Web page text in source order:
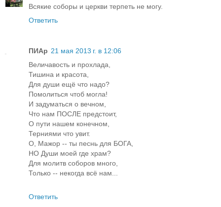
Всякие соборы и церкви терпеть не могу.
Ответить
ПИАр 21 мая 2013 г. в 12:06
Величавость и прохлада,
Тишина и красота,
Для души ещё что надо?
Помолиться чтоб могла!
И задуматься о вечном,
Что нам ПОСЛЕ предстоит,
О пути нашем конечном,
Терниями что увит.
О, Мажор -- ты песнь для БОГА,
НО Души моей где храм?
Для молитв соборов много,
Только -- некогда всё нам...
Ответить